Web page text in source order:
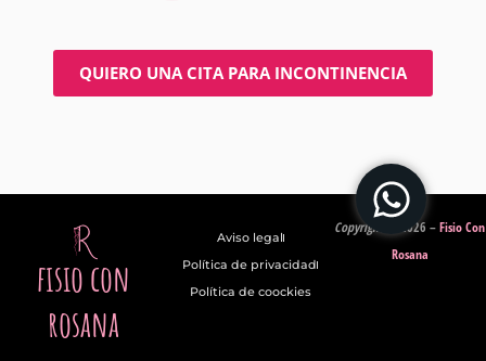
QUIERO UNA CITA PARA INCONTINENCIA
Copyright © 2026 –Fisio Con
Rosana
fisio con
rosana
Aviso legal
Política de privacidad
Política de coockies